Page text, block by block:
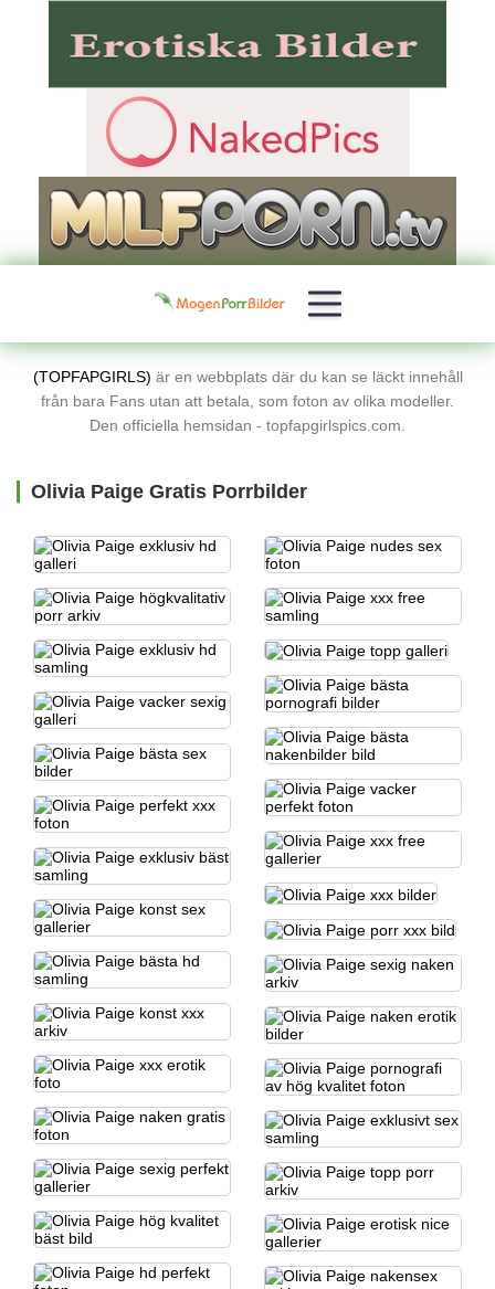
(TOPFAPGIRLS) är en webbplats där du kan se läckt innehåll
från bara Fans utan att betala, som foton av olika modeller.
Den officiella hemsidan - topfapgirlspics.com.
Olivia Paige Gratis Porrbilder